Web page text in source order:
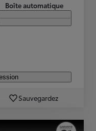
Boîte automatique
Sauvegardez